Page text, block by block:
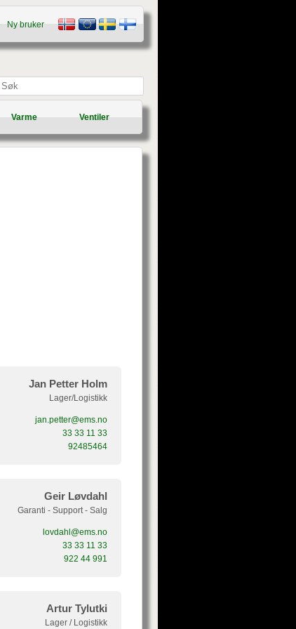
Ny bruker
Varme Ventiler
Jan Petter Holm
Lager/Logistikk
jan.petter@ems.no
33 33 11 33
92485464
Geir Løvdahl
Garanti - Support - Salg
lovdahl@ems.no
33 33 11 33
922 44 991
Artur Tylutki
Lager / Logistikk